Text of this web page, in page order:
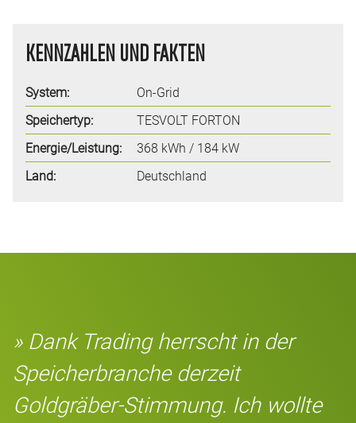
KENNZAHLEN UND FAKTEN
System:
On-Grid
Speichertyp:
TESVOLT FORTON
Energie/Leistung:
368 kWh / 184 kW
Land:
Deutschland
» Dank Trading herrscht in der
Speicherbranche derzeit
Goldgräber-Stimmung. Ich wollte